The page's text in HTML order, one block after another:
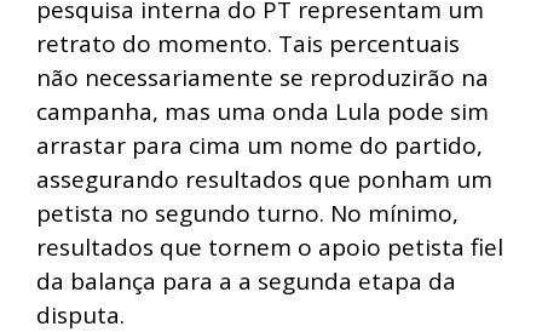
pesquisa interna do PT representam um
retrato do momento. Tais percentuais
não necessariamente se reproduzirão na
campanha, mas uma onda Lula pode sim
arrastar para cima um nome do partido,
assegurando resultados que ponham um
petista no segundo turno. No mínimo,
resultados que tornem o apoio petista fiel
da balança para a a segunda etapa da
disputa.